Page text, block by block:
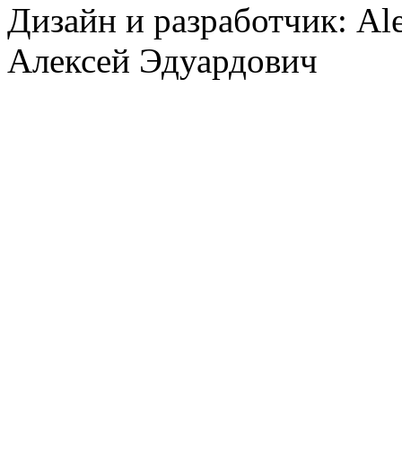
Дизайн и разработчик:
Алексей Эдуардович